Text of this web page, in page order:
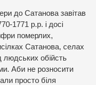
до Сатанова завітав
1771 р.р. і досі
померлих,
Сатанова, селах
людських обійсть
Аби не розносити
просто біля